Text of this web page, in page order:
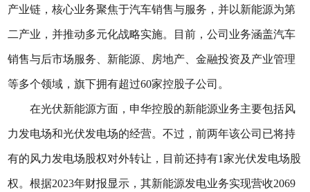
产业链，核心业务聚焦于汽车销售与服务，并以新能源为第
二产业，并推动多元化战略实施。目前，公司业务涵盖汽车
销售与后市场服务、新能源、房地产、金融投资及产业管理
等多个领域，旗下拥有超过60家控股子公司。
在光伏新能源方面，申华控股的新能源业务主要包括风
力发电场和光伏发电场的经营。不过，前两年该公司已将持
有的风力发电场股权对外转让，目前还持有1家光伏发电场股
权。根据2023年财报显示，其新能源发电业务实现营收2069